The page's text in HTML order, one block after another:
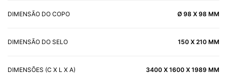
DIMENSÃO DO COPO Ø 98 X 98 MM
DIMENSÃO DO SELO 150 X 210 MM
DIMENSÕES (C X L X A) 3400 X 1600 X 1989 MM